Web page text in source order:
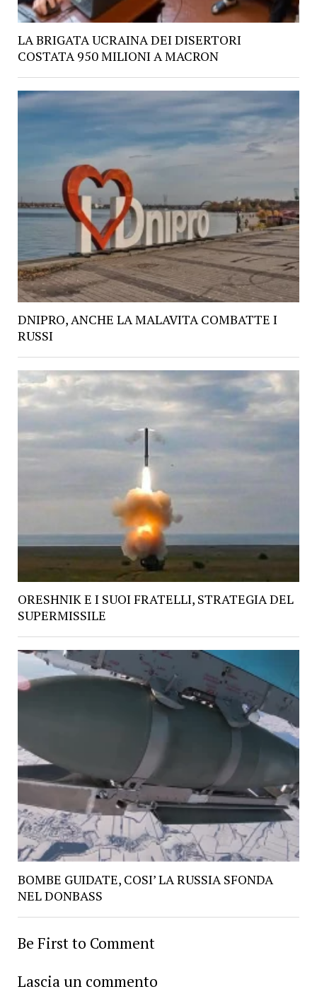
LA BRIGATA UCRAINA DEI DISERTORI
COSTATA 950 MILIONI A MACRON
DNIPRO, ANCHE LA MALAVITA COMBATTE I
RUSSI
ORESHNIK E I SUOI FRATELLI, STRATEGIA DEL
SUPERMISSILE
BOMBE GUIDATE, COSI’ LA RUSSIA SFONDA
NEL DONBASS
Be First to Comment
Lascia un commento